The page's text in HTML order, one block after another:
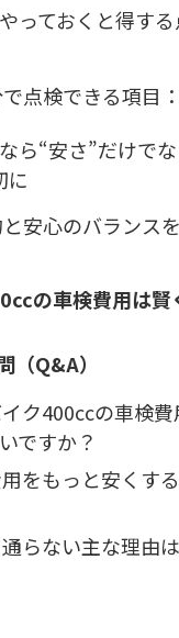
っておくと得す
点検できる項目：
ら“安さ”だけで
に
安心のバランス
の車検費用は賢
（Q&A）
ク400ccの車検
ですか？
をもっと安くす
らない主な理由